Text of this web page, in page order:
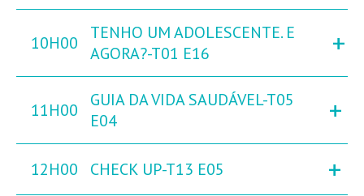
10H00
TENHO UM ADOLESCENTE. E
AGORA?-T01 E16
+
11H00
GUIA DA VIDA SAUDÁVEL-T05
E04
+
12H00 CHECK UP-T13 E05 +